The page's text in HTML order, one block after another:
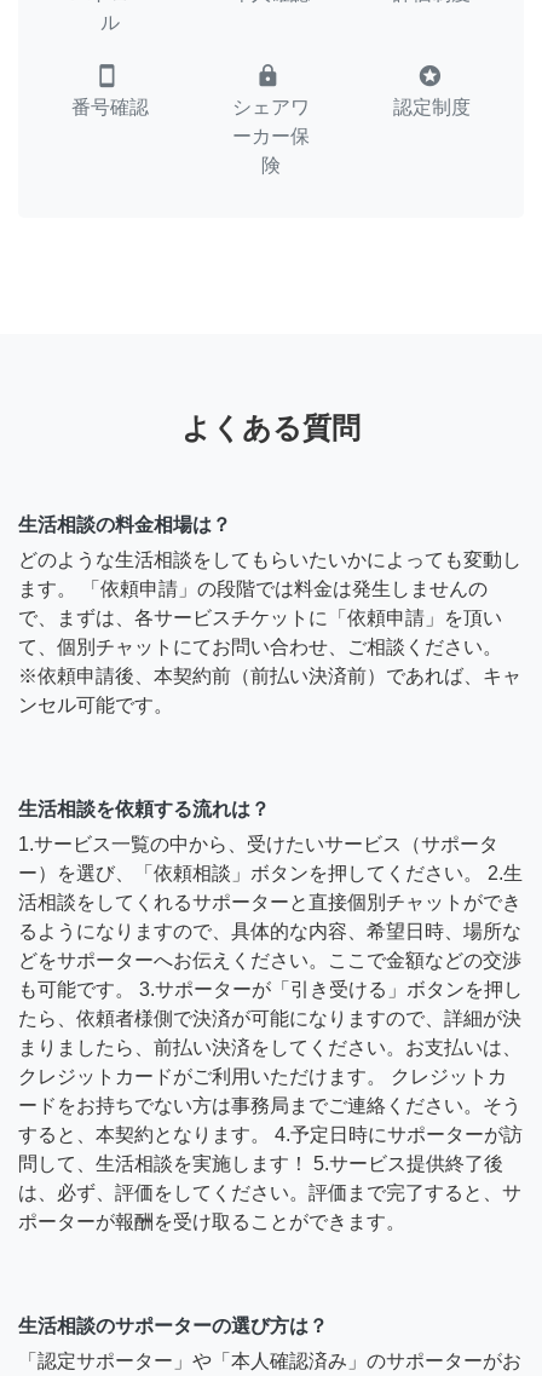
ル
smartphone
番号確認
lock
シェアワ
ーカー保
険
stars
認定制度
よくある質問
生活相談の料金相場は？
どのような生活相談をしてもらいたいかによっても変動し
ます。 「依頼申請」の段階では料金は発生しませんの
で、まずは、各サービスチケットに「依頼申請」を頂い
て、個別チャットにてお問い合わせ、ご相談ください。
※依頼申請後、本契約前（前払い決済前）であれば、キャ
ンセル可能です。
生活相談を依頼する流れは？
1.サービス一覧の中から、受けたいサービス（サポータ
ー）を選び、「依頼相談」ボタンを押してください。 2.生
活相談をしてくれるサポーターと直接個別チャットができ
るようになりますので、具体的な内容、希望日時、場所な
どをサポーターへお伝えください。ここで金額などの交渉
も可能です。 3.サポーターが「引き受ける」ボタンを押し
たら、依頼者様側で決済が可能になりますので、詳細が決
まりましたら、前払い決済をしてください。お支払いは、
クレジットカードがご利用いただけます。 クレジットカ
ードをお持ちでない方は事務局までご連絡ください。そう
すると、本契約となります。 4.予定日時にサポーターが訪
問して、生活相談を実施します！ 5.サービス提供終了後
は、必ず、評価をしてください。評価まで完了すると、サ
ポーターが報酬を受け取ることができます。
生活相談のサポーターの選び方は？
「認定サポーター」や「本人確認済み」のサポーターがお